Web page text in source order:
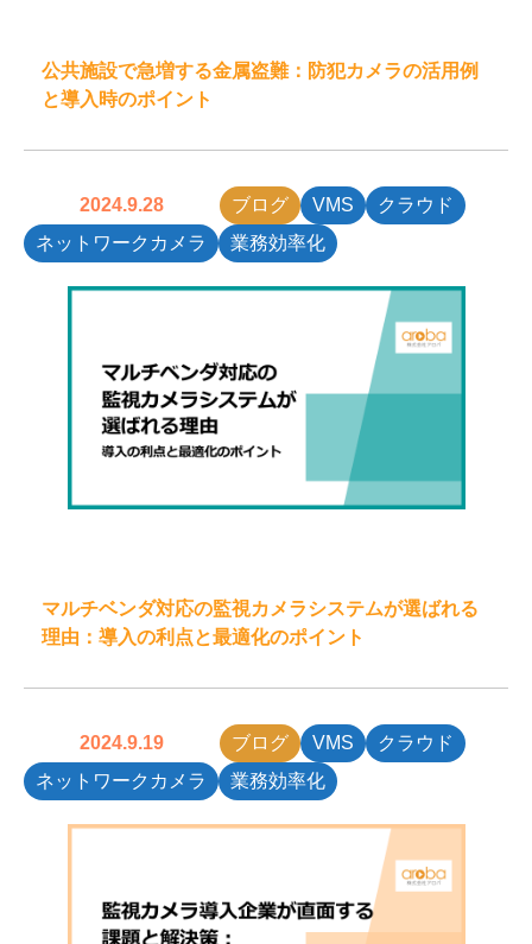
公共施設で急増する金属盗難：防犯カメラの活用例
と導入時のポイント
2024.9.28 ブログ VMS
クラウド
ネットワークカメラ
業務効率化
マルチベンダ対応の監視カメラシステムが選ばれる
理由：導入の利点と最適化のポイント
2024.9.19 ブログ VMS
クラウド
ネットワークカメラ
業務効率化